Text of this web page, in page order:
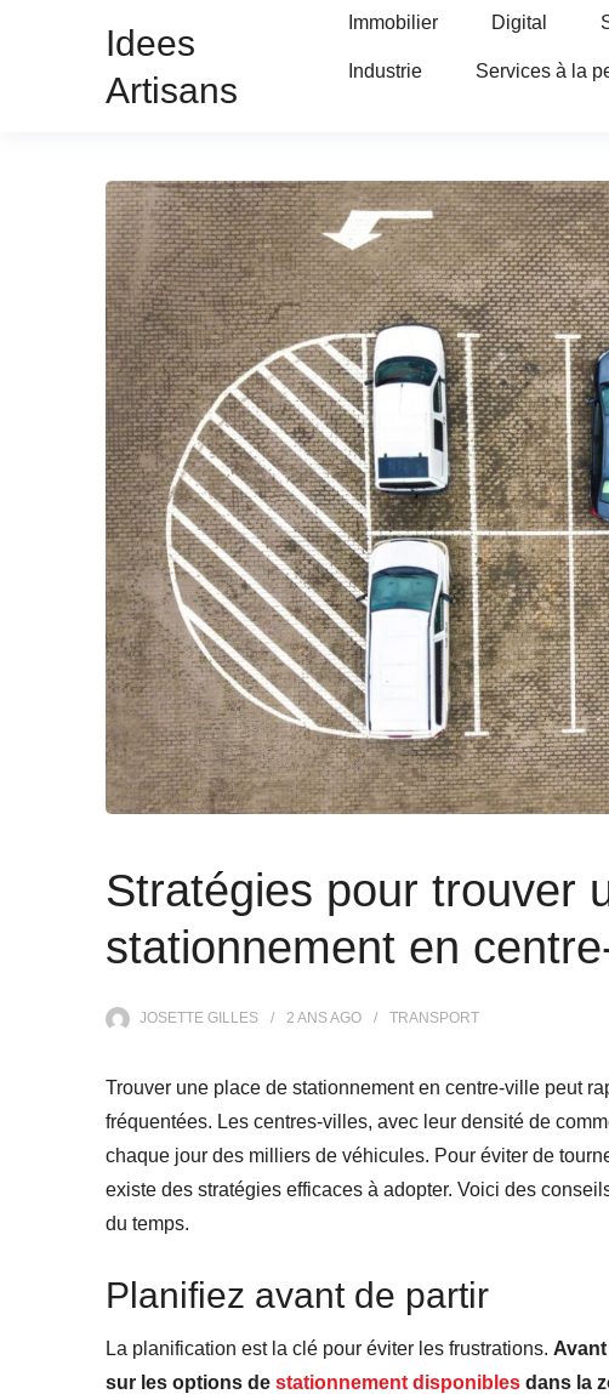
Idees
Artisans
Immobilier Digital
Industrie Services à la
Stratégies pour trouver
stationnement en
JOSETTE GILLES 2 ANSAGO TRANSPORT
Trouver une place de stationnement en centre-ville peut
fréquentées. Les centres-villes, avec leur densité de
chaque jour des milliers de véhicules. Pour éviter de
existe des stratégies efficaces à adopter. Voici des
du temps.
Planifiez avant de partir
La planification est la clé pour éviter les frustrations.
sur les options de stationnement disponibles dans la